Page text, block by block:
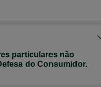
particulares não
do Consumidor.